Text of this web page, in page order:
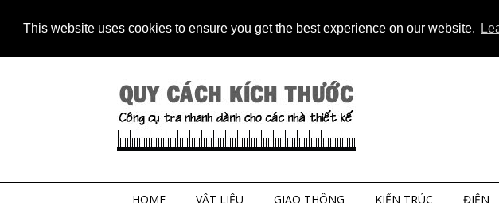
This website uses cookies to ensure you get the best experience on our website.
HOME VẬT LIỆU GIAO THÔNG KIẾN TRÚC ĐIỆN